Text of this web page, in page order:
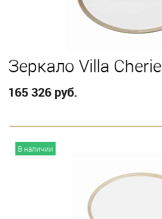
Зеркало Villa Cherie
165 326 руб.
В наличии